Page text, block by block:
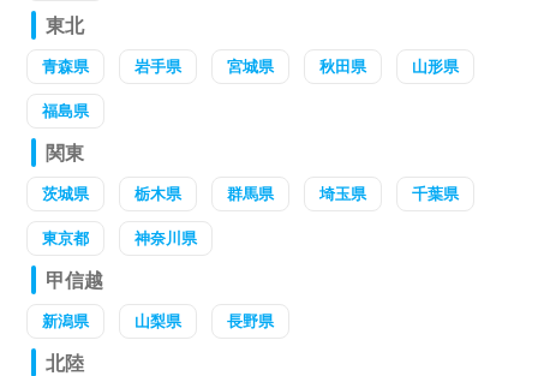
東北
青森県 岩手県 宮城県 秋田県 山形県
福島県
関東
茨城県 栃木県 群馬県 埼玉県 千葉県
東京都 神奈川県
甲信越
新潟県 山梨県 長野県
北陸